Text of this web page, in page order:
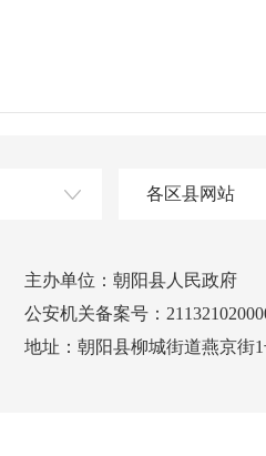
各区县网站
主办单位：朝阳县人民政府
公安机关备案号：
地址：朝阳县柳城街道燕京街